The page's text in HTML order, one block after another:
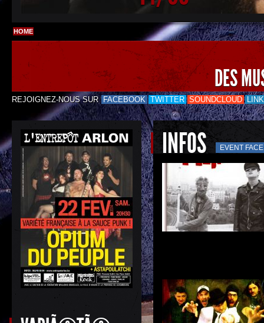
HOME
DES
REJOIGNEZ-NOUS SUR FACEBOOK TWITTER SOUNDCLOUD
INFOS EVENT